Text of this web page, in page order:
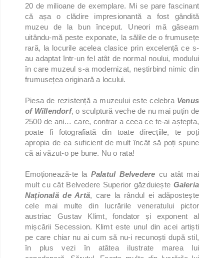
20 de milioane de exemplare. Mi se pare fascinant
că așa o clădire impresionantă a fost gândită
muzeu de la bun început. Uneori mă găseam
uitându-mă peste exponate, la sălile de o frumusețe
rară, la locurile acelea clasice prin excelență ce s-
au adaptat într-un fel atât de normal noului, modului
în care muzeul s-a modernizat, neștirbind nimic din
frumusețea originară a locului.
Piesa de rezistență a muzeului este celebra Venus
of Willendorf, o sculptură veche de nu mai puțin de
2500 de ani… care, contrar a ceea ce te-ai aștepta,
poate fi fotografiată din toate direcțiile, te poți
apropia de ea suficient de mult încât să poți spune
că ai văzut-o pe bune. Nu o rata!
Emoționează-te la Palatul Belvedere cu atât mai
mult cu cât Belvedere Superior găzduiește Galeria
Națională de Artă, care la rândul ei adăpostește
cele mai multe din lucrările veneratului pictor
austriac Gustav Klimt, fondator și exponent al
mișcării Secession. Klimt este unul din acei artiști
pe care chiar nu ai cum să nu-i recunoști după stil,
în plus vezi în atâtea ilustrate marea lui